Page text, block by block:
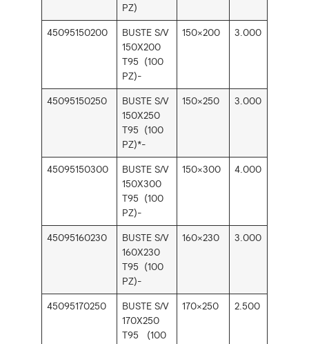
PZ)
45095150200
BUSTE S/V
150X200
T95 (100
PZ)-
150×200 3.000
45095150250
BUSTE S/V
150X250
T95 (100
PZ)*-
150×250 3.000
45095150300
BUSTE S/V
150X300
T95 (100
PZ)-
150×300 4.000
45095160230
BUSTE S/V
160X230
T95 (100
PZ)-
160×230 3.000
45095170250
BUSTE S/V
170X250
T95 (100
170×250 2.500